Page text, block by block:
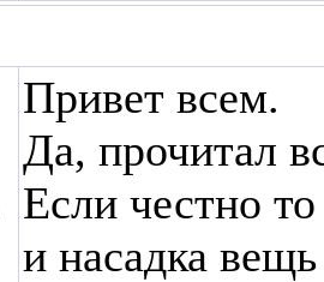
Привет всем.
Да, прочитал
Если честно
и насадка